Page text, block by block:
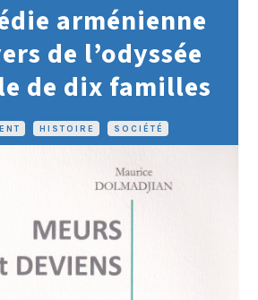
HISTOIRE SOCIÉTÉ
arménienne
de l’odyssée
de dix familles